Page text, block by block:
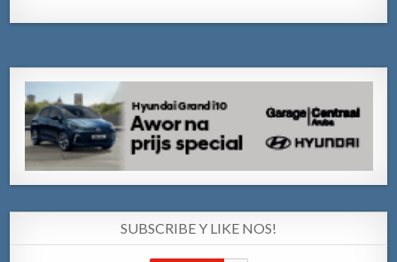
SUBSCRIBE Y LIKE NOS!